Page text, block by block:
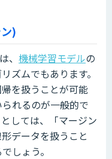
)
、 機械学習モデルの
ズムでもあります。
を扱うことが可能
れるのが一般的で
しては、「マージン
データを扱うこと
しょう。